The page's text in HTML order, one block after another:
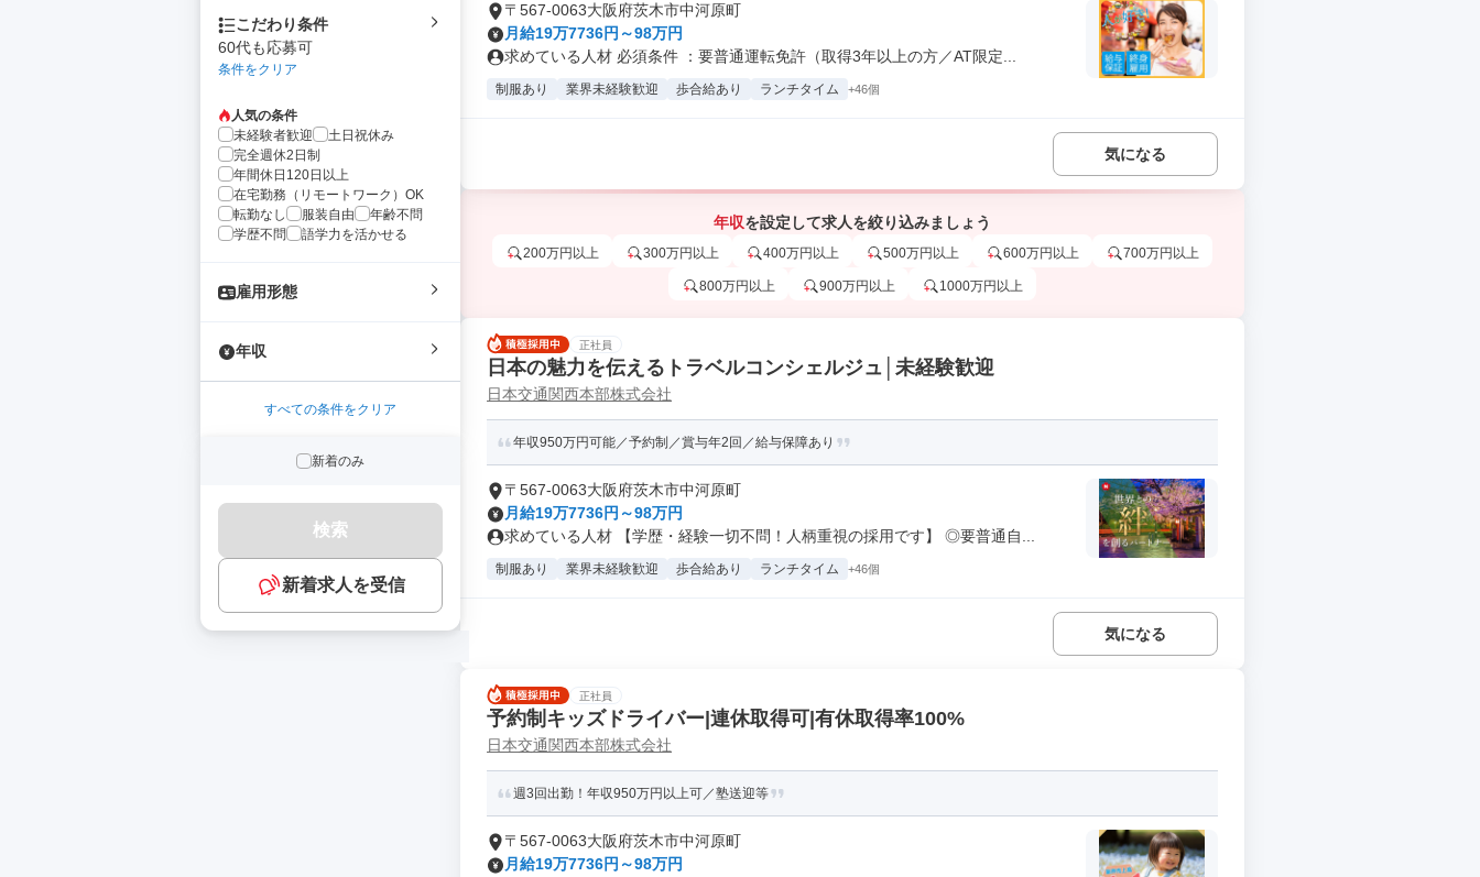
こだわり条件
60代も応募可
条件をクリア
人気の条件
未経験者歓迎
土日祝休み
完全週休2日制
年間休日120日以上
在宅勤務（リモートワーク）OK
転勤なし
服装自由
年齢不問
学歴不問
語学力を活かせる
雇用形態
年収
すべての条件をクリア
新着のみ
検索
新着求人を受信
〒567-0063大阪府茨木市中河原町
月給19万7736円～98万円
求めている人材 必須条件 ：要普通運転免許（取得3年以上の方／AT限定...
制服あり 業界未経験歓迎 歩合給あり ランチタイム +46個
気になる
年収を設定して求人を絞り込みましょう
200万円以上 300万円以上 400万円以上 500万円以上 600万円以上 700万円以上
800万円以上 900万円以上 1000万円以上
正社員
日本の魅力を伝えるトラベルコンシェルジュ│未経験歓迎
日本交通関西本部株式会社
年収950万円可能／予約制／賞与年2回／給与保障あり
〒567-0063大阪府茨木市中河原町
月給19万7736円～98万円
求めている人材 【学歴・経験一切不問！人柄重視の採用です】 ◎要普通自...
制服あり 業界未経験歓迎 歩合給あり ランチタイム +46個
気になる
正社員
予約制キッズドライバー|連休取得可|有休取得率100%
日本交通関西本部株式会社
週3回出勤！年収950万円以上可／塾送迎等
〒567-0063大阪府茨木市中河原町
月給19万7736円～98万円